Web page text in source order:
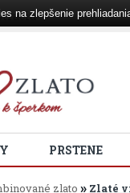
PRSTENE
zlato » Zlaté
na zlepšenie